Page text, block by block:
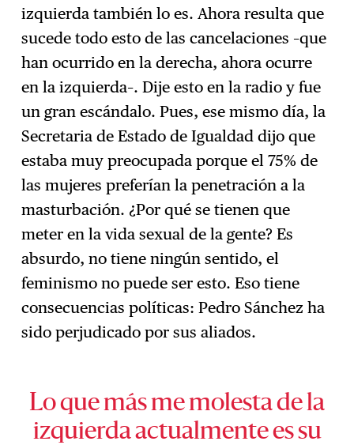
izquierda también lo es. Ahora resulta que
sucede todo esto de las cancelaciones –que
han ocurrido en la derecha, ahora ocurre
en la izquierda–. Dije esto en la radio y fue
un gran escándalo. Pues, ese mismo día, la
Secretaria de Estado de Igualdad dijo que
estaba muy preocupada porque el 75% de
las mujeres preferían la penetración a la
masturbación. ¿Por qué se tienen que
meter en la vida sexual de la gente? Es
absurdo, no tiene ningún sentido, el
feminismo no puede ser esto. Eso tiene
consecuencias políticas: Pedro Sánchez ha
sido perjudicado por sus aliados.
Lo que más me molesta de la
izquierda actualmente es su